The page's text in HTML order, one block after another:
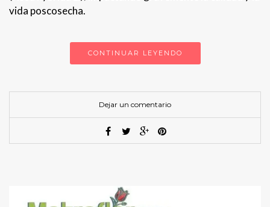
vida poscosecha.
CONTINUAR LEYENDO
Dejar un comentario